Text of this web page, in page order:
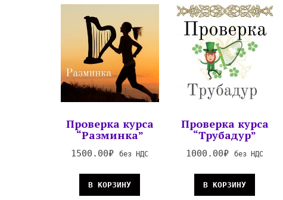
Проверка курса
“Разминка”
1500.00₽ без НДС
В КОРЗИНУ
Проверка курса
“Трубадур”
1000.00₽ без НДС
В КОРЗИНУ